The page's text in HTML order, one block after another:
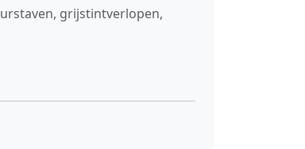
grijstintverlopen,